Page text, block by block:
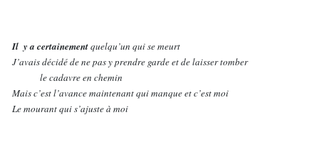
Il y a certainementquelqu’un qui se meurt
J’avais décidé de ne pas y prendre garde et de laisser tomber
le cadavre en chemin
Mais c’est l’avance maintenant qui manque et c’est moi
Le mourant qui s’ajuste à moi